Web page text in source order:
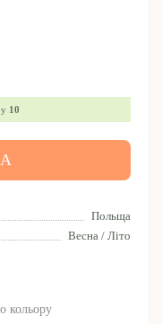
Польща
Весна / Літо
кольору
10